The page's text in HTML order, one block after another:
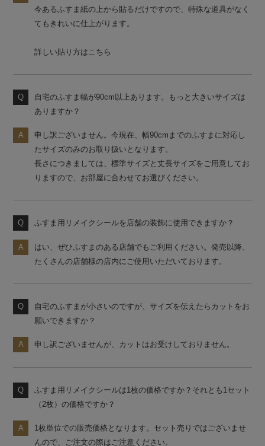
今あるふすま紙の上から貼るだけですので、特殊な道具がなく
てもきれいに仕上がります。
詳しい貼り方はこちら
自宅のふすま幅が90cm以上あります。もっと大きいサイズは
ありますか？
申し訳ございません。今現在、幅90cmまでのふすまに対応し
たサイズのみのお取り扱いとなります。
長さにつきましては、標準サイズと丈長サイズをご用意してお
りますので、お部屋に合わせてお選びください。
ふすま用リメイクシールを店舗の装飾に使用できますか？
はい、ぜひふすまのある店舗でもご利用ください。発売以降、
たくさんの店舗様の店内にご使用いただいております。
自宅のふすまが小さいのですが、サイズを伝えたらカットをお
願いできますか？
申し訳ございませんが、カットはお受けしておりません。
ふすま用リメイクシールは1枚の価格ですか？それとも1セット
（2枚）の価格ですか？
1枚単位での販売価格となります。セット売りではございませ
んので、ご注文の際はご注意ください。